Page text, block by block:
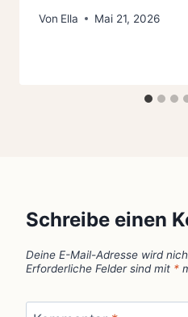
Von Ella Mai 21, 2026
Schreibe einen
Deine E-Mail-Adresse wird
Erforderliche Felder sind mit *